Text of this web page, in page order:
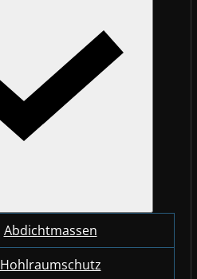
Abdichtmassen
Hohlraumschutz